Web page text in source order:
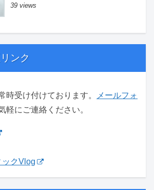
39 views
ンク
時受け付けております。
メールフォ
軽にご連絡ください。
ックVlog